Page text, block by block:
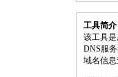
工具简介
该工具
DNS服
域名信